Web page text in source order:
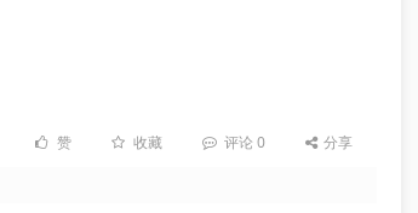
赞 收藏 评论 0 分享